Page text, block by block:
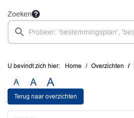
Zoeken
U bevindt zich hier: Home Overzichten
A A A
Terug naar overzichten